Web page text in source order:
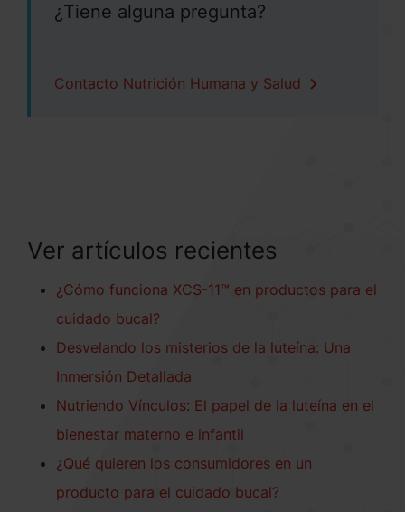
¿Tiene alguna pregunta?
Contacto Nutrición Humana y Salud
Ver artículos recientes
¿Cómo funciona XCS-11™ en productos para el
cuidado bucal?
Desvelando los misterios de la luteína: Una
Inmersión Detallada
Nutriendo Vínculos: El papel de la luteína en el
bienestar materno e infantil
¿Qué quieren los consumidores en un
producto para el cuidado bucal?